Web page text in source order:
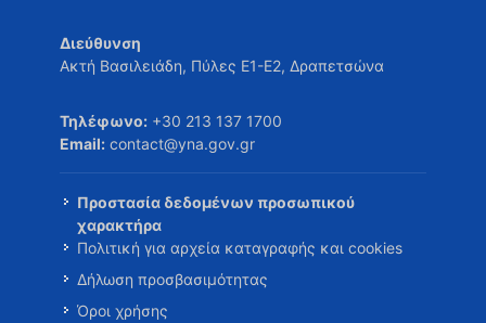
Διεύθυνση
Ακτή Βασιλειάδη, Πύλες Ε1-Ε2, Δραπετσώνα
Τηλέφωνο: +30 213 137 1700
Email: contact@yna.gov.gr
Προστασία δεδομένων προσωπικού
χαρακτήρα
Πολιτική για αρχεία καταγραφής και cookies
Δήλωση προσβασιμότητας
Όροι χρήσης